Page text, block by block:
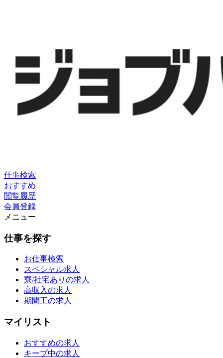
仕事検索
おすすめ
閲覧履歴
会員登録
メニュー
仕事を探す
お仕事検索
スペシャル求人
寮/社宅ありの求人
高収入の求人
期間工の求人
マイリスト
おすすめの求人
キープ中の求人